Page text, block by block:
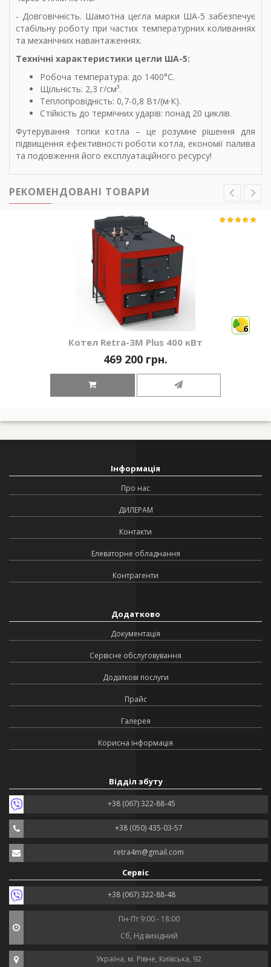
- Довговічність. Шамотна цегла марки ША-5 забезпечує
стабільну роботу при частих температурних коливаннях
та механічних навантаженнях.
Технічні характеристики цегли ША-5:
Робоча температура: до 1400°C.
Щільність: 2,3 г/см³.
Теплопровідність: 0,7-0,8 Вт/(м·К).
Стійкість до термічних ударів: понад 20 циклів.
Футерування топки котла – це розумне рішення для
підвищення ефективності роботи котла, економії палива
та подовження його експлуатаційного ресурсу!
РЕКОМЕНДОВАНІ ТОВАРИ
6
Котел Retra-3М Plus 400 кВт
469 200 грн.
Інформація
Про нас
ДИЛЕРАМ
Контакти
Елеваторне обладнання
Контрагенти
Додатково
Документація
Сервісне обслуговування
Додаткові послуги
Прайс
Галерея
Корисна інформація
Відділ збуту
+38 (067) 322-88-45
+38 (050) 435-03-57
retra4m@gmail.com
Сервіс
+38 (067) 322-88-48
Пн-Пт 9:00 - 18:00
Сб, Нд вихідний
Україна, м. Рівне, Київська, 92